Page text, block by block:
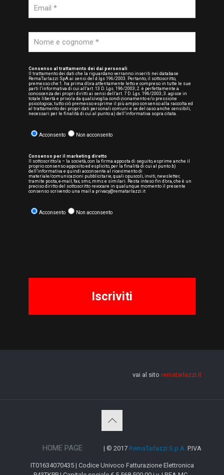
Consenso al trattamento dei dai personali
Il trattamento dei dati che la riguardano verranno inseriti nei database
RemaTarlazzi SpA ai sensi del d.lgs 196/2003. Pertanto, il sottoscritto,
premesso che:1. ha prima d’ora attentamente letto e compreso in tutte le sue
parti l’informativa di cui all’art. 13 D. Lgs. 196/2003; 2. è perfettamente a
conoscenza dei propri diritti ai sensi dell’art. 7 D. Lgs. 196/2003; 3. agisce in
totale libertà e privo/a da qualsivoglia condizionamento e/o pressione
psicologica; tutto ciò premesso esprime il più ampio consenso alla raccolta ed
al trattamento dei propri dati personali comuni e se del caso anche sensibili,
necessari per le finalità di cui al punto a) dell’informativa sopra citata.
Acconsento Non acconsento
Consenso per il marketing diretto
Il sottoscritto/a – la società, con la firma apposta di seguito, esprime anche il
proprio consenso apposito ed esplicito, per la finalità di cui al punto b)
dell’informativa e quindi acconsente al ricevimento di
materiale/comunicazioni pubblicitarie, quali opuscoli, inviti, newsletter,
tramite posta, e-mail, fax, sms, mms e similari. Resta inteso fin d’ora, che è un
preciso diritto del sottoscritto revocare in qualunque momento il presente
consenso scrivendo una mail a privacy@rematarlazzi.it
Acconsento Non acconsento
vai al sito rematarlazzi.it
HOME PAGE | © 2017 RemaTarlazzi S.p.A. P.IVA
IT01634070435 | Codice Univoco Fatturazione Elettronica